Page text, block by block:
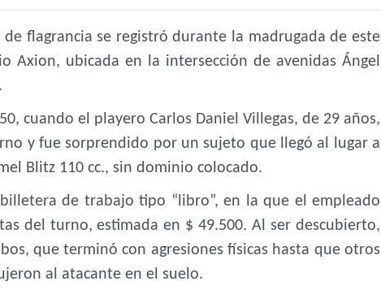
flagrancia se registró durante la madrugada de este
Axion, ubicada en la intersección de avenidas Ángel
cuando el playero Carlos Daniel Villegas, de 29 años,
y fue sorprendido por un sujeto que llegó al lugar a
Blitz 110 cc., sin dominio colocado.
de trabajo tipo “libro”, en la que el empleado
del turno, estimada en $ 49.500. Al ser descubierto,
que terminó con agresiones físicas hasta que otros
al atacante en el suelo.